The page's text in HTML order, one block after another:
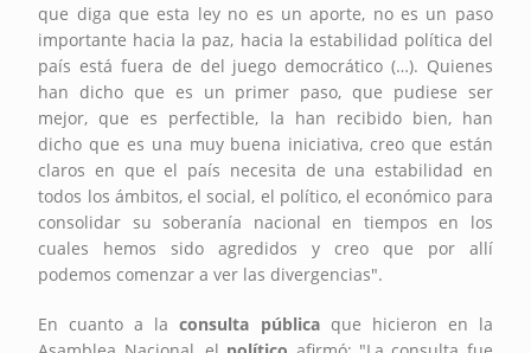
que diga que esta ley no es un aporte, no es un paso
importante hacia la paz, hacia la estabilidad política del
país está fuera de del juego democrático (…). Quienes
han dicho que es un primer paso, que pudiese ser
mejor, que es perfectible, la han recibido bien, han
dicho que es una muy buena iniciativa, creo que están
claros en que el país necesita de una estabilidad en
todos los ámbitos, el social, el político, el económico para
consolidar su soberanía nacional en tiempos en los
cuales hemos sido agredidos y creo que por allí
podemos comenzar a ver las divergencias".
En cuanto a laconsulta pública que hicieron en la